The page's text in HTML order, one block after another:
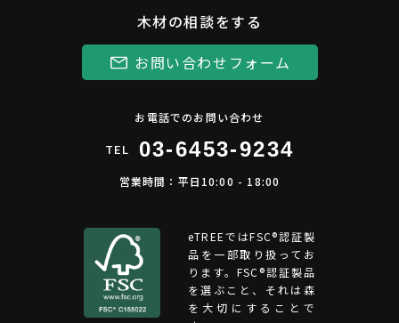
木材の相談をする
お問い合わせフォーム
お電話でのお問い合わせ
TEL 03-6453-9234
営業時間：平日10:00 - 18:00
eTREEではFSC®︎認証製
品を一部取り扱ってお
ります。FSC®認証製品
を選ぶこと、それは森
を大切にすることで